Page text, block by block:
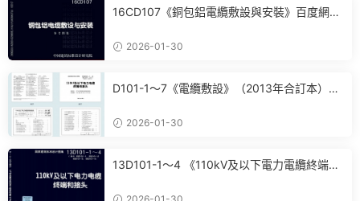
16CD107《銅包鋁電纜敷設與安裝》百度網盤
2026-01-30
D101-1～7《電纜敷設》（2013年合訂本）百
2026-01-30
13D101-1～4 《110kV及以下電力電纜終端和
載